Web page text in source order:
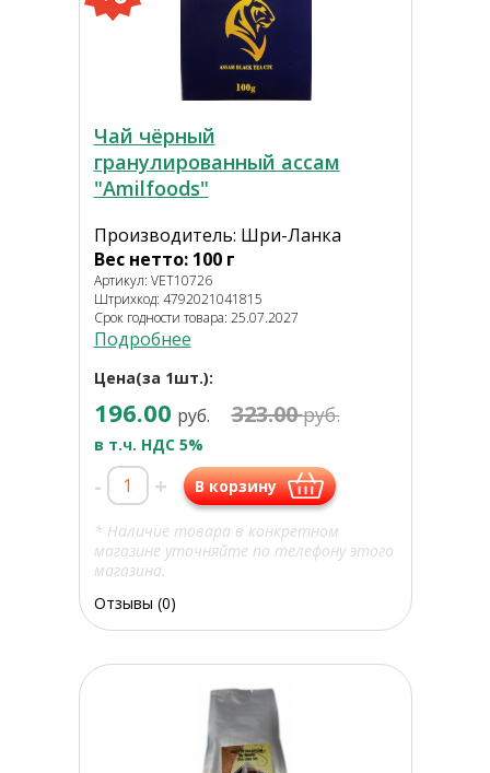
Чай чёрный
гранулированный ассам
"Amilfoods"
Производитель: Шри-Ланка
Вес нетто: 100 г
Артикул: VET10726
Штрихкод: 4792021041815
Срок годности товара: 25.07.2027
Подробнее
Цена(за 1шт.):
196.00 руб. 323.00руб.
в т.ч. НДС 5%
- + В корзину
* Наличие товара в конкретном
магазине уточняйте по телефону этого
магазина.
Отзывы (0)